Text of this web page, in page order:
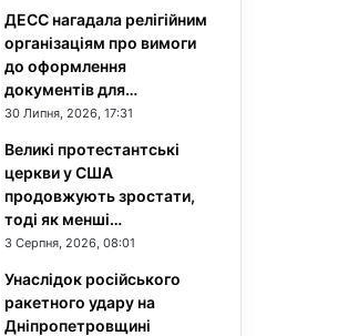
ДЕСС нагадала релігійним
організаціям про вимоги
до оформлення
документів для…
30 Липня, 2026, 17:31
Великі протестантські
церкви у США
продовжують зростати,
тоді як менші…
3 Серпня, 2026, 08:01
Унаслідок російського
ракетного удару на
Дніпропетровщині